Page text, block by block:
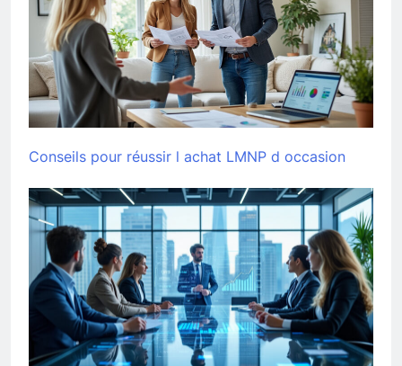
Conseils pour réussir l achat LMNP d occasion